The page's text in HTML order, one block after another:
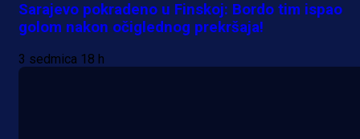
Sarajevo pokradeno u Finskoj: Bordo tim ispao
golom nakon očiglednog prekršaja!
3 sedmica 18 h